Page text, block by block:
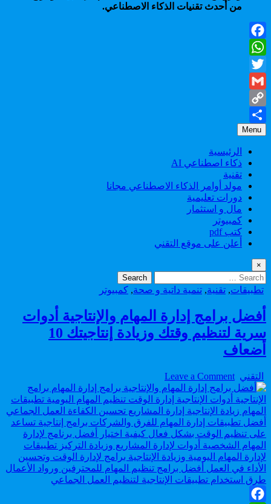
من أحدث تقنيات الذكاء الاصطناعي.
Facebook
WhatsApp
Twitter
Gmail
Copy
Link
Share
Menu
الرئيسية
ذكاء اصطناعي AI
تقنية
مولد أوامر الذكاء الاصطناعي مجانا
دورات تعليمية
مال و استثمار
كمبيوتر
كتب pdf
أعلن على موقع التقني
×
Search
for:
Posted
تطبيقات, تقنية, تنمية داتية و صحة, كمبيوتر
أفضل برامج إدارة المهام والإنتاجية أدوات
سرية لتنظيم وقتك وزيادة إنتاجيتك 10
أضعاف
Author:
التقني Leave a Comment
on
أفضل
برامج
إدارة
المهام
والإنتاجية
أدوات
سرية
لتنظيم
وقتك